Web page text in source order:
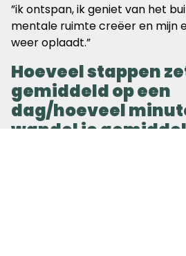
”ik ontspan, ik geniet van het
mentale ruimte creëer en mijn
weer oplaadt.”
Hoeveel stappen
gemiddeld op een
dag/hoeveel
wandel je